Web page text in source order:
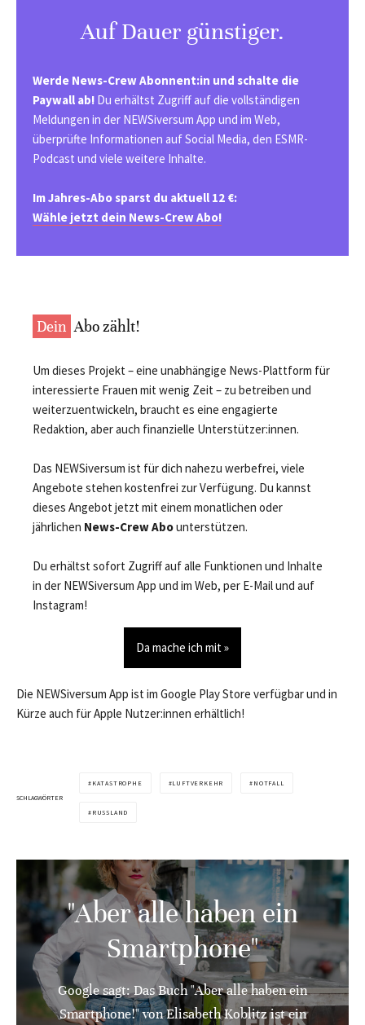
Auf Dauer günstiger.
Werde News-Crew Abonnent:in und schalte die
Paywall ab! Du erhältst Zugriff auf die vollständigen
Meldungen in der NEWSiversum App und im Web,
überprüfte Informationen auf Social Media, den ESMR-
Podcast und viele weitere Inhalte.
Im Jahres-Abo sparst du aktuell 12 €:
Wähle jetzt dein News-Crew Abo!
Dein Abo zählt!
Um dieses Projekt – eine unabhängige News-Plattform für
interessierte Frauen mit wenig Zeit – zu betreiben und
weiterzuentwickeln, braucht es eine engagierte
Redaktion, aber auch finanzielle Unterstützer:innen.
Das NEWSiversum ist für dich nahezu werbefrei, viele
Angebote stehen kostenfrei zur Verfügung. Du kannst
dieses Angebot jetzt mit einem monatlichen oder
jährlichen News-Crew Abounterstützen.
Du erhältst sofort Zugriff auf alle Funktionen und Inhalte
in der NEWSiversum App und im Web, per E-Mail und auf
Instagram!
Da mache ich mit »
Die NEWSiversum App ist im Google Play Store verfügbar und in
Kürze auch für Apple Nutzer:innen erhältlich!
SCHLAGWÖRTER
KATASTROPHE LUFTVERKEHR NOTFALL
RUSSLAND
"Aber alle haben ein
Smartphone"
Google sagt: Das Buch "Aber alle haben ein
Smartphone!" von Elisabeth Koblitz ist ein